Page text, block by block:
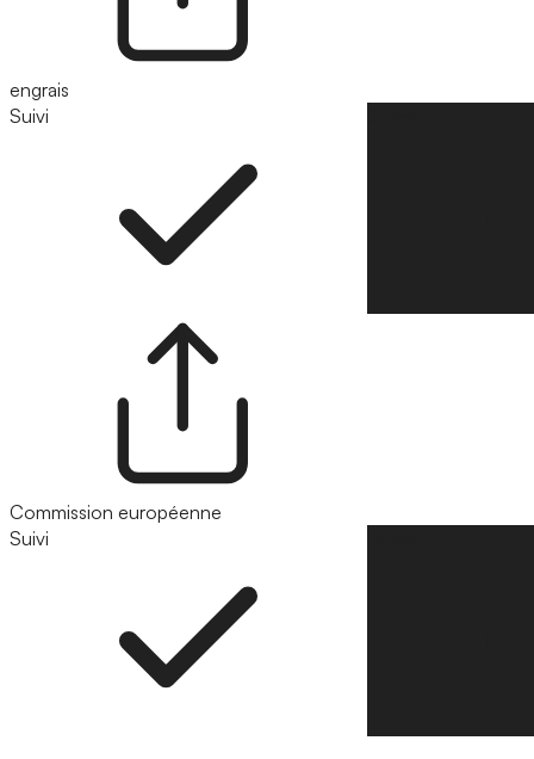
engrais
Suivi
Commission européenne
Suivi